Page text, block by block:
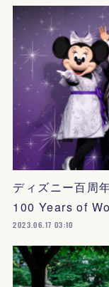
ディズニー百周
100 Years of
2023.06.17 03:10